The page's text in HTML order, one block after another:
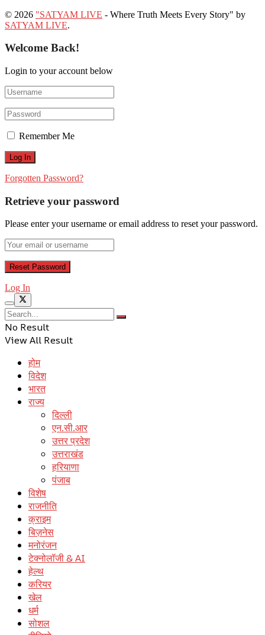
© 2026 "SATYAM LIVE - Where Truth Meets Every Story" by
SATYAM LIVE.
Welcome Back!
Login to your account below
Remember Me
Forgotten Password?
Retrieve your password
Please enter your username or email address to reset your password.
Log In
No Result
View All Result
होम
विदेश
भारत
राज्य
दिल्ली
एन.सी.आर
उत्तर प्रदेश
उत्तराखंड
हरियाणा
पंजाब
विशेष
राजनीति
क्राइम
बिज़नेस
मनोरंजन
टेक्नोलॉजी & AI
हेल्थ
करियर
खेल
धर्म
सोशल